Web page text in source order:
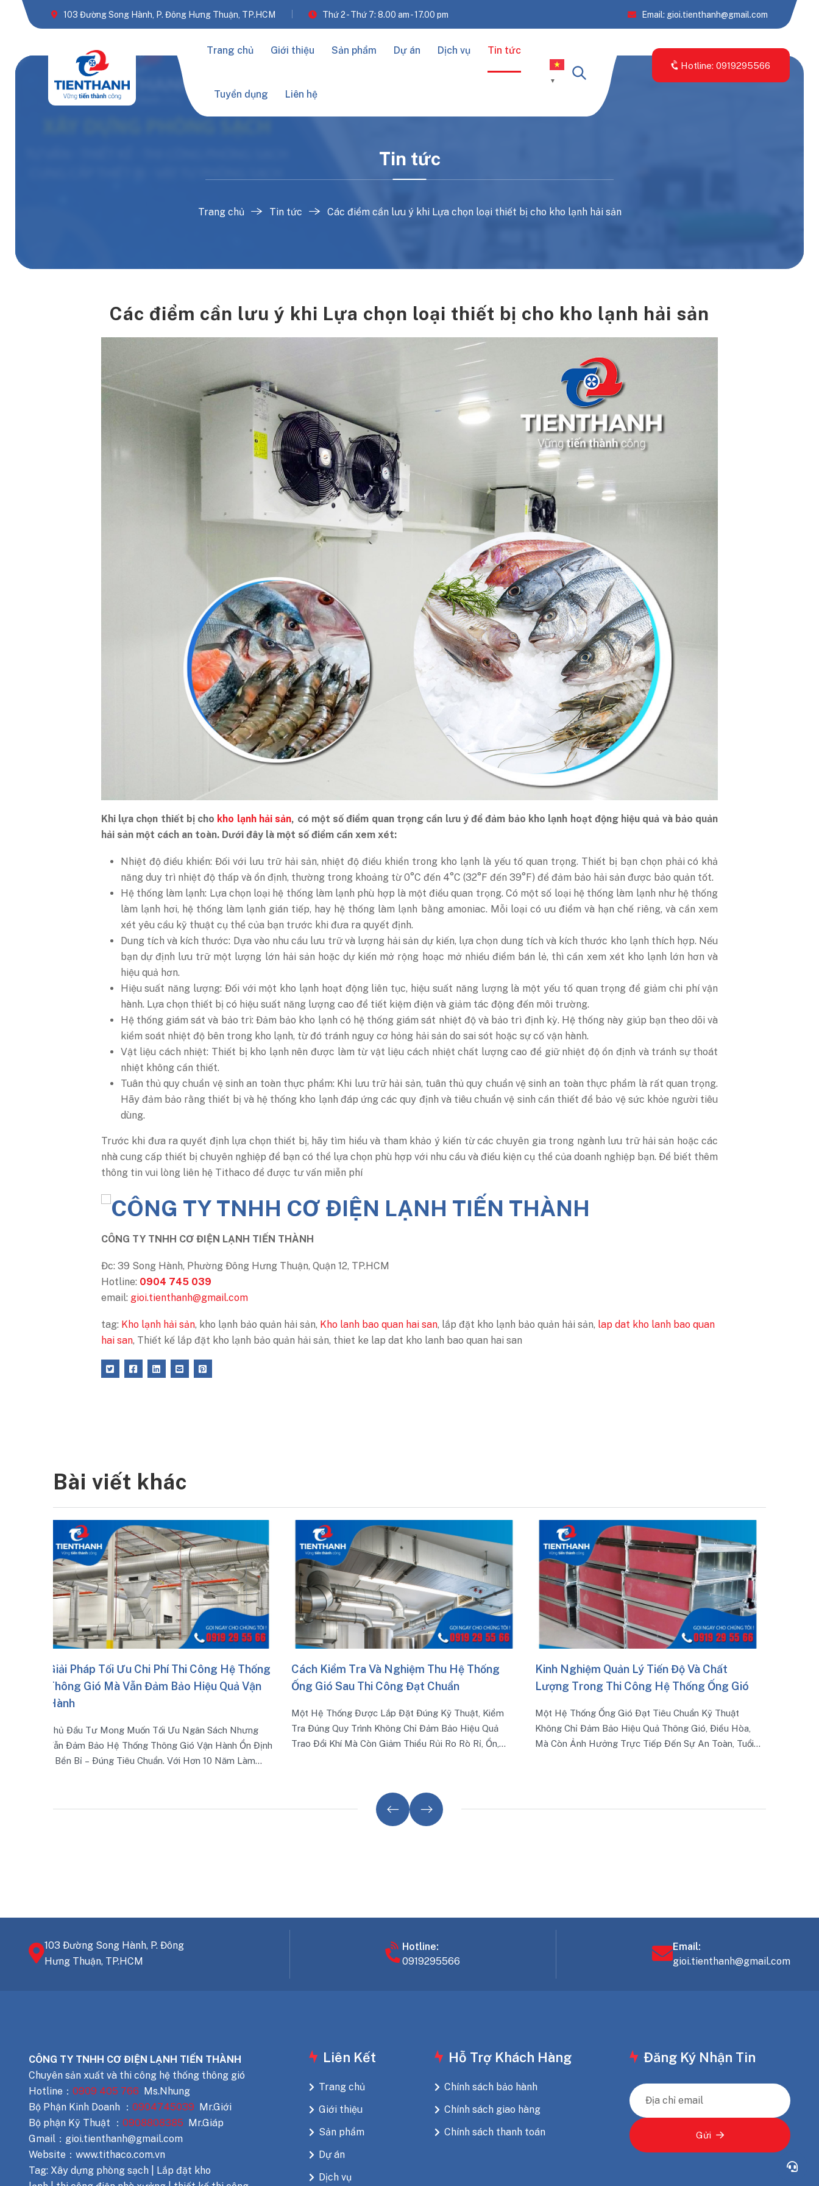
103 Đường Song Hành, P. Đông Hưng Thuận, TP.HCM Thứ 2 - Thứ 7: 8.00 am - 17.00 pm Email: gioi.tienthanh@gmail.com
Trang chủ Giới thiệu Sản phẩm Dự án Dịch vụ Tin tức
Tuyển dụng Liên hệ
▼
Hotline: 0919295566
Tin tức
Trang chủ Tin tức Các điểm cần lưu ý khi Lựa chọn loại thiết bị cho kho lạnh hải sản
Các điểm cần lưu ý khi Lựa chọn loại thiết bị cho kho lạnh hải sản
Khi lựa chọn thiết bị cho kho lạnh hải sản, có một số điểm quan trọng cần lưu ý để đảm bảo kho lạnh hoạt động hiệu quả và bảo quản
hải sản một cách an toàn. Dưới đây là một số điểm cần xem xét:
Nhiệt độ điều khiển: Đối với lưu trữ hải sản, nhiệt độ điều khiển trong kho lạnh là yếu tố quan trọng. Thiết bị bạn chọn phải có khả
năng duy trì nhiệt độ thấp và ổn định, thường trong khoảng từ 0°C đến 4°C (32°F đến 39°F) để đảm bảo hải sản được bảo quản tốt.
Hệ thống làm lạnh: Lựa chọn loại hệ thống làm lạnh phù hợp là một điều quan trọng. Có một số loại hệ thống làm lạnh như hệ thống
làm lạnh hơi, hệ thống làm lạnh gián tiếp, hay hệ thống làm lạnh bằng amoniac. Mỗi loại có ưu điểm và hạn chế riêng, và cần xem
xét yêu cầu kỹ thuật cụ thể của bạn trước khi đưa ra quyết định.
Dung tích và kích thước: Dựa vào nhu cầu lưu trữ và lượng hải sản dự kiến, lựa chọn dung tích và kích thước kho lạnh thích hợp. Nếu
bạn dự định lưu trữ một lượng lớn hải sản hoặc dự kiến mở rộng hoạc mở nhiều điểm bán lẻ, thì cần xem xét kho lạnh lớn hơn và
hiệu quả hơn.
Hiệu suất năng lượng: Đối với một kho lạnh hoạt động liên tục, hiệu suất năng lượng là một yếu tố quan trọng để giảm chi phí vận
hành. Lựa chọn thiết bị có hiệu suất năng lượng cao để tiết kiệm điện và giảm tác động đến môi trường.
Hệ thống giám sát và bảo trì: Đảm bảo kho lạnh có hệ thống giám sát nhiệt độ và bảo trì định kỳ. Hệ thống này giúp bạn theo dõi và
kiểm soát nhiệt độ bên trong kho lạnh, từ đó tránh nguy cơ hỏng hải sản do sai sót hoặc sự cố vận hành.
Vật liệu cách nhiệt: Thiết bị kho lạnh nên được làm từ vật liệu cách nhiệt chất lượng cao để giữ nhiệt độ ổn định và tránh sự thoát
nhiệt không cần thiết.
Tuân thủ quy chuẩn vệ sinh an toàn thực phẩm: Khi lưu trữ hải sản, tuân thủ quy chuẩn vệ sinh an toàn thực phẩm là rất quan trọng.
Hãy đảm bảo rằng thiết bị và hệ thống kho lạnh đáp ứng các quy định và tiêu chuẩn vệ sinh cần thiết để bảo vệ sức khỏe người tiêu
dùng.
Trước khi đưa ra quyết định lựa chọn thiết bị, hãy tìm hiểu và tham khảo ý kiến từ các chuyên gia trong ngành lưu trữ hải sản hoặc các
nhà cung cấp thiết bị chuyên nghiệp để bạn có thể lựa chọn phù hợp với nhu cầu và điều kiện cụ thể của doanh nghiệp bạn. Để biết thêm
thông tin vui lòng liên hệ Tithaco để được tư vấn miễn phí
CÔNG TY TNHH CƠ ĐIỆN LẠNH TIẾN THÀNH
Đc: 39 Song Hành, Phường Đông Hưng Thuận, Quận 12, TP.HCM
Hotline: 0904 745 039
email: gioi.tienthanh@gmail.com
tag: Kho lạnh hải sản, kho lạnh bảo quản hải sản, Kho lanh bao quan hai san, lắp đặt kho lạnh bảo quản hải sản, lap dat kho lanh bao quan
hai san, Thiết kế lắp đặt kho lạnh bảo quản hải sản, thiet ke lap dat kho lanh bao quan hai san
Bài viết khác
Hệ Thống
Quả Vận
Sách Nhưng
Vận Hành Ổn Định
10 Năm Làm
Cách Kiểm Tra Và Nghiệm Thu Hệ Thống
Ống Gió Sau Thi Công Đạt Chuẩn
Một Hệ Thống Được Lắp Đặt Đúng Kỹ Thuật, Kiểm
Tra Đúng Quy Trình Không Chỉ Đảm Bảo Hiệu Quả
Trao Đổi Khí Mà Còn Giảm Thiểu Rủi Ro Rò Rỉ, Ồn,
Rung Và Kéo Dài Tuổi Thọ Thiết Bị
Kinh Nghiệm Quản Lý Tiến Độ Và Chất
Lượng Trong Thi Công Hệ Thống Ống Gió
Một Hệ Thống Ống Gió Đạt Tiêu Chuẩn Kỹ Thuật
Không Chỉ Đảm Bảo Hiệu Quả Thông Gió, Điều Hòa,
Mà Còn Ảnh Hưởng Trực Tiếp Đến Sự An Toàn, Tuổi
Thường Áp Dụng Để Kiểm Soát Tốt Tiến Độ Và Chất
Thi Công Ống Gió Chống Cháy: Yêu Cầu Vật
Liệu Và Quy Trình Lắp Đặt
Với Kinh Nghiệm Thi Công Hệ Thống Thông Gió, Điều
Hòa Không Khí Trên Nhiều Dự Án Lớn, Tithaco Luôn
Tuân Thủ Nghiêm Ngặt Các Tiêu Chuẩn Kỹ Thuật Để
Mang Đến Giải Pháp Ống Gió Chống Cháy Bền Bỉ, Ổn
103 Đường Song Hành, P. Đông
Hưng Thuận, TP.HCM
Hotline:
0919295566
Email:
gioi.tienthanh@gmail.com
CÔNG TY TNHH CƠ ĐIỆN LẠNH TIẾN THÀNH
Chuyên sản xuất và thi công hệ thống thông gió
Hotline： 0909 405 766 Ms.Nhung
Bộ Phận Kinh Doanh ： 0904745039 Mr.Giới
Bộ phận Kỹ Thuật ： 0908808385 Mr.Giáp
Gmail：gioi.tienthanh@gmail.com
Website：www.tithaco.com.vn
Tag: Xây dựng phòng sạch | Lắp đặt kho
Liên Kết
Trang chủ
Giới thiệu
Sản phẩm
Dự án
Dịch vụ
Hỗ Trợ Khách Hàng
Chính sách bảo hành
Chính sách giao hàng
Chính sách thanh toán
Đăng Ký Nhận Tin
Gửi